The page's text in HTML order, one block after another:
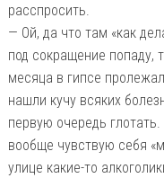
расспросить.
— Ой, да что там «как
под сокращение попаду,
месяца в гипсе
нашли кучу всяких
первую очередь
вообще чувствую себя
улице какие-то